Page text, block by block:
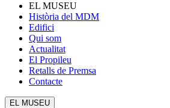
EL MUSEU
Història del MDM
Edifici
Qui som
Actualitat
El Propileu
Retalls de Premsa
Contacte
EL MUSEU